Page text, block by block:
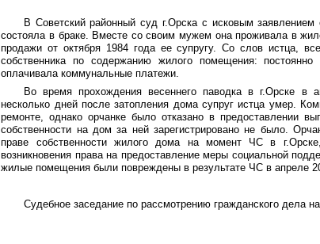
В Советский районный суд г.Орска с исковым
состояла в браке. Вместе со своим мужем она проживала в
продажи от октября 1984 года ее супругу. Со слов истца,
собственника по содержанию жилого помещения:
оплачивала коммунальные платежи.
Во время прохождения весеннего паводка в г.Орске
несколько дней после затопления дома супруг истца умер.
ремонте, однако орчанке было отказано в предоставлении
собственности на дом за ней зарегистрировано не было.
праве собственности жилого дома на момент ЧС в
возникновения права на предоставление меры социальной
жилые помещения были повреждены в результате ЧС в апреле
Судебное заседание по рассмотрению гражданского дела